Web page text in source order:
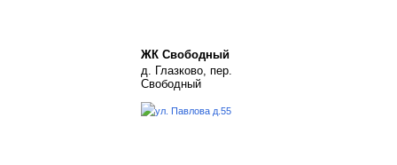
ЖК Свободный
д. Глазково, пер.
Свободный